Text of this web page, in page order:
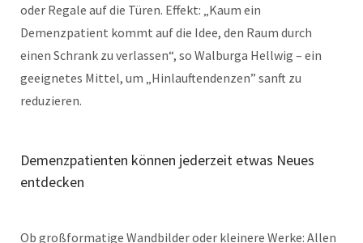
oder Regale auf die Türen. Effekt: „Kaum ein
Demenzpatient kommt auf die Idee, den Raum durch
einen Schrank zu verlassen“, so Walburga Hellwig – ein
geeignetes Mittel, um „Hinlauftendenzen” sanft zu
reduzieren.
Demenzpatienten können jederzeit etwas Neues
entdecken
Ob großformatige Wandbilder oder kleinere Werke: Allen